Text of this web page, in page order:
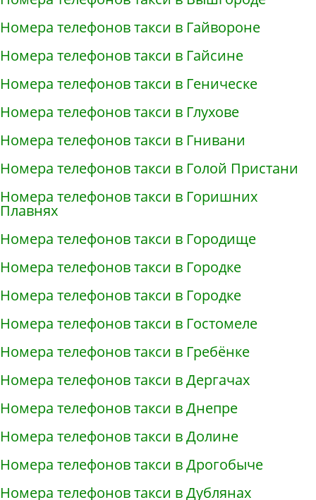
Номера телефонов такси в Гайвороне
Номера телефонов такси в Гайсине
Номера телефонов такси в Геническе
Номера телефонов такси в Глухове
Номера телефонов такси в Гнивани
Номера телефонов такси в Голой Пристани
Номера телефонов такси в Горишних
Плавнях
Номера телефонов такси в Городище
Номера телефонов такси в Городке
Номера телефонов такси в Городке
Номера телефонов такси в Гостомеле
Номера телефонов такси в Гребёнке
Номера телефонов такси в Дергачах
Номера телефонов такси в Днепре
Номера телефонов такси в Долине
Номера телефонов такси в Дрогобыче
Номера телефонов такси в Дублянах